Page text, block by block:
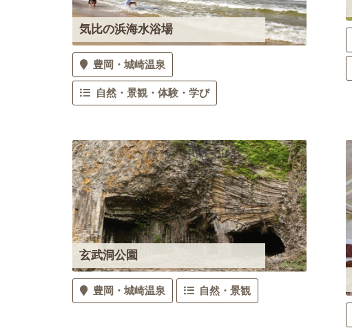
気比の浜海水浴場
豊岡 城崎温泉
自然・景観 体験・学び
玄武洞公園
豊岡 城崎温泉 自然・景観